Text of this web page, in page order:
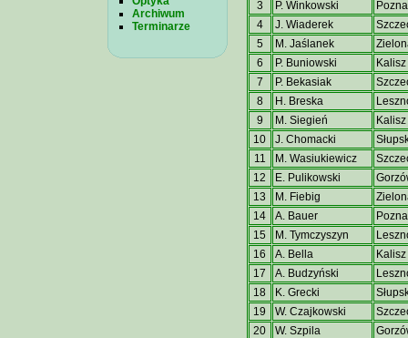
Archiwum
Terminarze
3
P. Winkowski
4
J. Wiaderek
5
M. Jaślanek
6
P. Buniowski
Kalisz
7
P. Bekasiak
8
H. Breska
9
M. Siegień
Kalisz
10
J. Chomacki
11
M. Wasiukiewicz
12
E. Pulikowski
13
M. Fiebig
14
A. Bauer
15
M. Tymczyszyn
16
A. Bella
Kalisz
17
A. Budzyński
18
K. Grecki
19
W. Czajkowski
20
W. Szpila